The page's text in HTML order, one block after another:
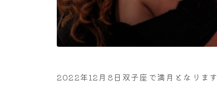
2022年12月8日双子座で満月となりま